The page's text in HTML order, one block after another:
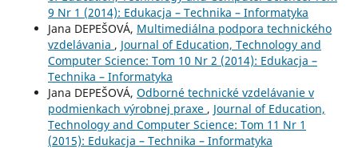
9 Nr 1 (2014): Edukacja – Technika – Informatyka
Jana DEPEŠOVÁ, Multimediálna podpora technického
vzdelávania , Journal of Education, Technology and
Computer Science: Tom 10 Nr 2 (2014): Edukacja –
Technika – Informatyka
Jana DEPEŠOVÁ, Odborné technické vzdelávanie v
podmienkach výrobnej praxe , Journal of Education,
Technology and Computer Science: Tom 11 Nr 1
(2015): Edukacja – Technika – Informatyka